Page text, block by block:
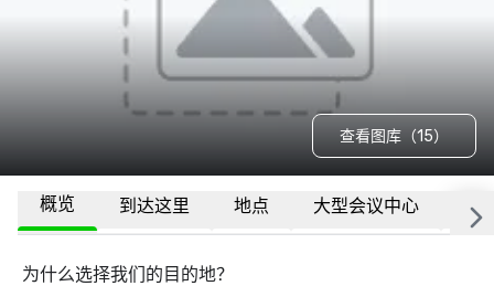
查看图库（15）
概览 到达这里 地点 大型会议中心 更
为什么选择我们的目的地？